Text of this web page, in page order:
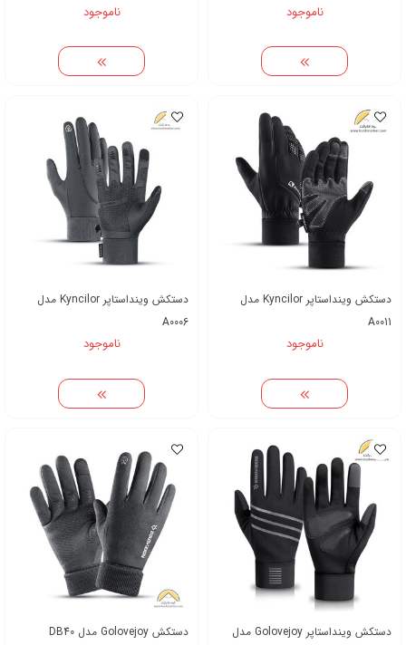
ناموجود ناموجود
دستکش وینداستاپر Kyncilor مدل
A0011
ناموجود
دستکش وینداستاپر Kyncilor مدل
A0006
ناموجود
دستکش وینداستاپر Golovejoy مدل
دستکش Golovejoy مدل DB40